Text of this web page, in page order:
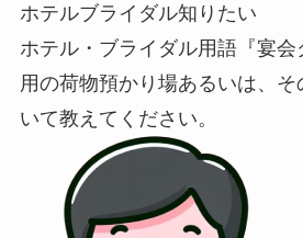
ホテルブライダル知りたい
ホテル・ブライダル用語『宴
用の荷物預かり場あるいは、
いて教えてください。